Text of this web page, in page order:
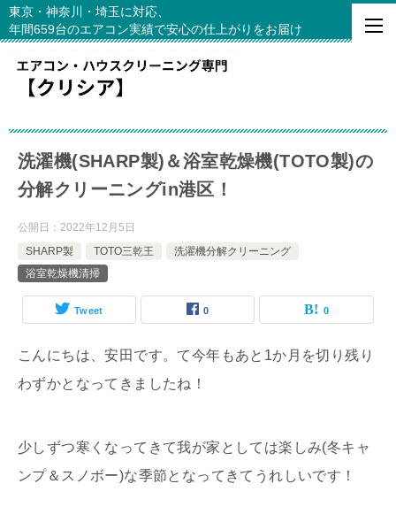
東京・神奈川・埼玉に対応、
年間659台のエアコン実績で安心の仕上がりをお届け
洗濯機(SHARP製)＆浴室乾燥機(TOTO製)の
分解クリーニングin港区！
公開日： 2022年12月5日
SHARP製
TOTO三乾王
洗濯機分解クリーニング
浴室乾燥機清掃
Tweet 0 0
こんにちは、安田です。て今年もあと1か月を切り残り
わずかとなってきましたね！
少しずつ寒くなってきて我が家としては楽しみ(冬キャ
ンプ＆スノボー)な季節となってきてうれしいです！